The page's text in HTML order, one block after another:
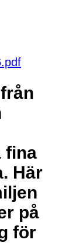
fina
Här
på
för